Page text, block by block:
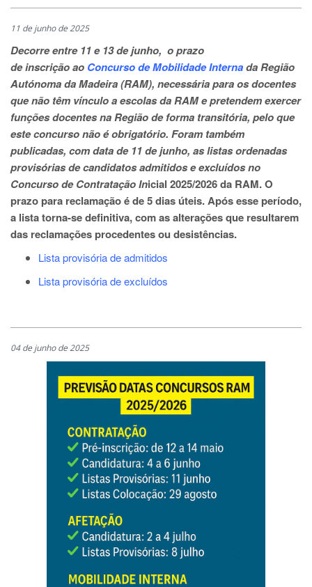
11 de junho de 2025
Decorre entre 11 e 13 de junho, o prazo
de inscrição ao Concurso de Mobilidade Internada Região
Autónoma da Madeira (RAM), necessária para os docentes
que não têm vínculo a escolas da RAM e pretendem exercer
funções docentes na Região de forma transitória, pelo que
este concurso não é obrigatório. Foram também
publicadas, com data de 11 de junho, as listas ordenadas
provisórias de candidatos admitidos e excluídos no
Concurso de Contratação Inicial 2025/2026 da RAM. O
prazo para reclamação é de 5 dias úteis. Após esse período,
a lista torna-se definitiva, com as alterações que resultarem
das reclamações procedentes ou desistências.​​
Lista provisória de admitidos
Lista provisória de excluídos
04 de junho de 2025